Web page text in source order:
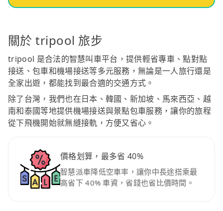
關於 tripool 旅步
tripool 是合法的智慧叫車平台，提供輕省專車、點對點
接送、包車和機場接送等多元服務，無論是一人旅行還是
全家出遊，都能找到最合適的交通方式。
除了台灣，我們也在日本、韓國、新加坡、馬來西亞、越
南和泰國等地提供機場接送與景點包車服務，讓你的旅程
從下飛機開始就無縫接軌，方便又省心。
價格划算，最多省 40%
智慧派車降低空車率，讓你中長途搭乘最
高省下 40% 車資，省錢也省比價時間。